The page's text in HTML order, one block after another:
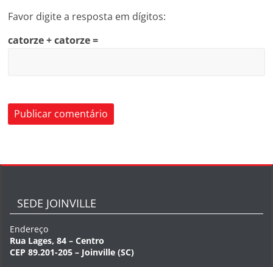
Favor digite a resposta em dígitos:
catorze + catorze =
SEDE JOINVILLE
Endereço
Rua Lages, 84 – Centro
CEP 89.201-205 – Joinville (SC)